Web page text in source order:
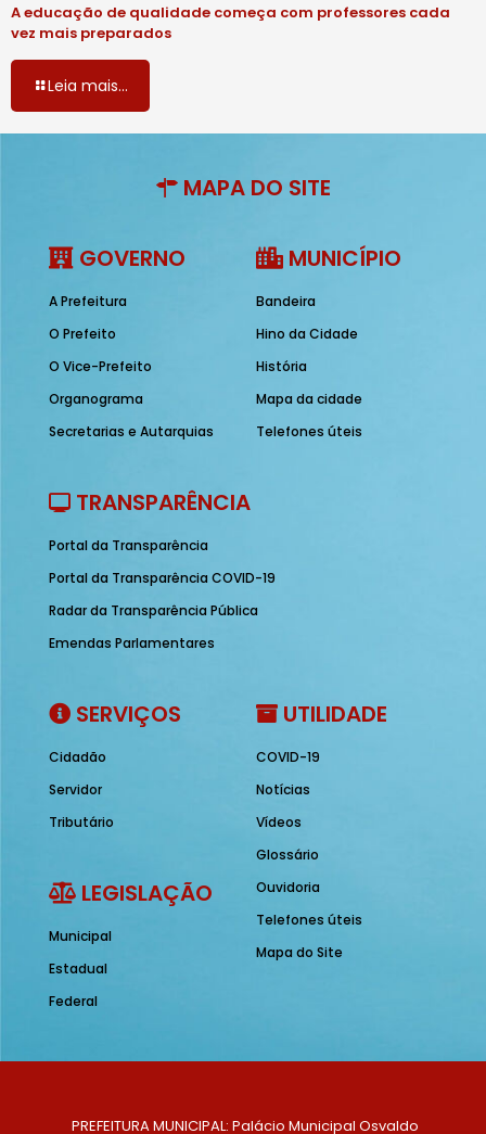
A educação de qualidade começa com professores cada
vez mais preparados
Leia mais...
MAPA DO SITE
GOVERNO
A Prefeitura
O Prefeito
O Vice-Prefeito
Organograma
Secretarias e Autarquias
MUNICÍPIO
Bandeira
Hino da Cidade
História
Mapa da cidade
Telefones úteis
TRANSPARÊNCIA
Portal da Transparência
Portal da Transparência COVID-19
Radar da Transparência Pública
Emendas Parlamentares
SERVIÇOS
Cidadão
Servidor
Tributário
LEGISLAÇÃO
Municipal
Estadual
Federal
UTILIDADE
COVID-19
Notícias
Vídeos
Glossário
Ouvidoria
Telefones úteis
Mapa do Site
PREFEITURA MUNICIPAL: Palácio Municipal Osvaldo